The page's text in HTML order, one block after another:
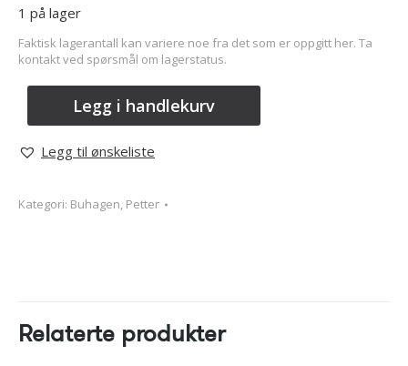
1 på lager
Faktisk lagerantall kan variere noe fra det som er oppgitt her. Ta
kontakt ved spørsmål om lagerstatus.
Legg i handlekurv
Legg til ønskeliste
Kategori: Buhagen, Petter
Relaterte produkter